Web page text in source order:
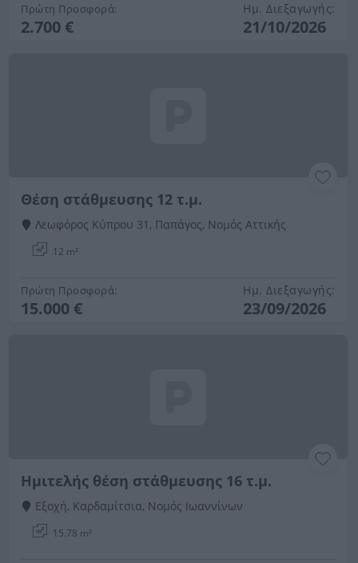
Πρώτη Προσφορά:
2.700 €
Ημ. Διεξαγωγής:
21/10/2026
Θέση στάθμευσης 12 τ.μ.
Λεωφόρος Κύπρου 31, Παπάγος, Νομός Αττικής
12 m²
Πρώτη Προσφορά:
15.000 €
Ημ. Διεξαγωγής:
23/09/2026
Ημιτελής θέση στάθμευσης 16 τ.μ.
Εξοχή, Καρδαμίτσια, Νομός Ιωαννίνων
15.78 m²